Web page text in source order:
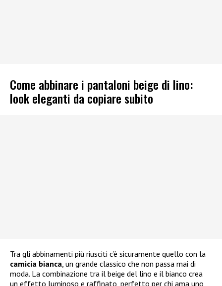
Come abbinare i pantaloni beige di lino:
look eleganti da copiare subito
Tra gli abbinamenti più riusciti c’è sicuramente quello con la
camicia bianca , un grande classico che non passa mai di
moda. La combinazione tra il beige del lino e il bianco crea
un effetto luminoso e raffinato, perfetto per chi ama uno